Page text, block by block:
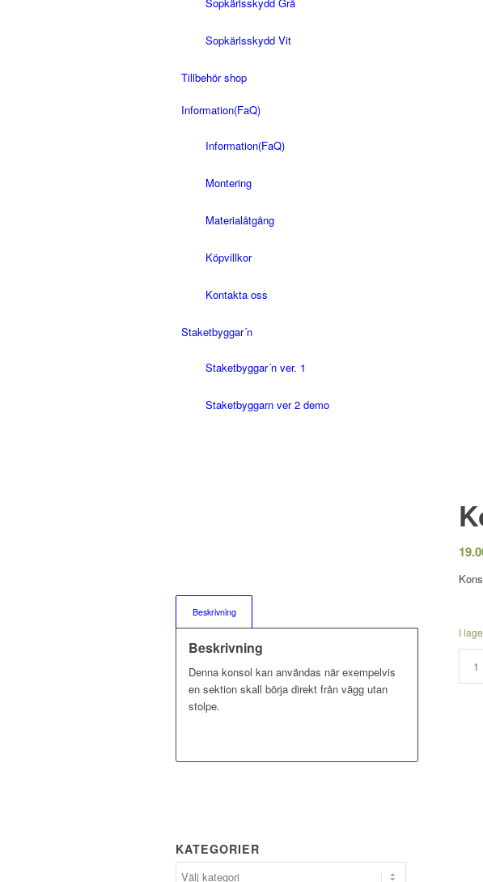
Sopkärlsskydd Vit
Tillbehör shop
Information(FaQ)
Information(FaQ)
Montering
Materialåtgång
Köpvillkor
Kontakta oss
Staketbyggar´n
Staketbyggar´n ver. 1
Staketbyggarn ver 2 demo
Beskrivning
Beskrivning
Denna konsol kan användas när exempelvis
en sektion skall börja direkt från vägg utan
stolpe.
KATEGORIER
I